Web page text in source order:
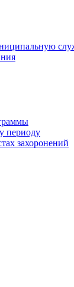
периоду
захоронений